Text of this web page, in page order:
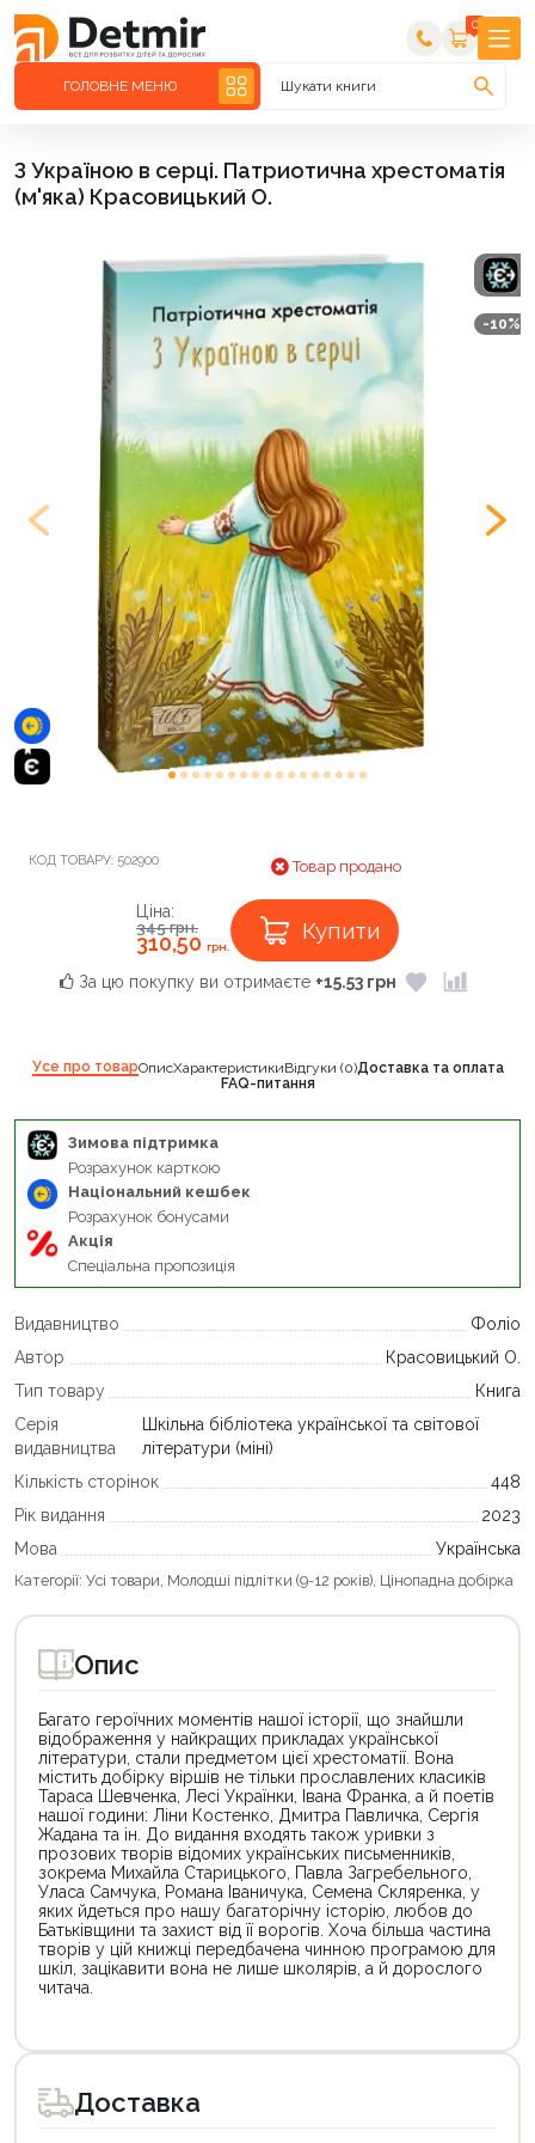
0
ГОЛОВНЕ МЕНЮ Шукати книги
З Україною в серці. Патриотична хрестоматія
(м'яка) Красовицький О.
-10%
КОД ТОВАРУ: 502900 Товар продано
Ціна:
345грн.
310,50 грн.
Купити
За цю покупку ви отримаєте +15.53 грн
Усе про товарОписХарактеристикиВідгуки (0)Доставка та оплата
FAQ-питання
Зимова підтримка
Розрахунок карткою
Національний кешбек
Розрахунок бонусами
Акція
Спеціальна пропозиція
Видавництво
Фоліо
Автор
Красовицький О.
Тип товару
Книга
Серія
видавництва
Шкільна бібліотека української та світової
літератури (міні)
Кількість сторінок
448
Рік видання
2023
Мова
Українська
Категорії: Усі товари, Молодші підлітки (9-12 років), Цінопадна добірка
Опис
Багато героїчних моментів нашої історії, що знайшли
відображення у найкращих прикладах української
літератури, стали предметом цієї хрестоматії. Вона
містить добірку віршів не тільки прославлених класиків
Тараса Шевченка, Лесі Українки, Івана Франка, а й поетів
нашої години: Ліни Костенко, Дмитра Павличка, Сергія
Жадана та ін. До видання входять також уривки з
прозових творів відомих українських письменників,
зокрема Михайла Старицького, Павла Загребельного,
Уласа Самчука, Романа Іваничука, Семена Скляренка, у
яких йдеться про нашу багаторічну історію, любов до
Батьківщини та захист від її ворогів. Хоча більша частина
творів у цій книжці передбачена чинною програмою для
шкіл, зацікавити вона не лише школярів, а й дорослого
читача.
товар
для
покупки
товар
для
покупкиДоставка